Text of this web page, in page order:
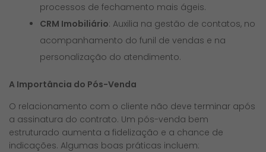
processos de fechamento mais ágeis.
CRM Imobiliário: Auxilia na gestão de contatos, no
acompanhamento do funil de vendas e na
personalização do atendimento.
A Importância do Pós-Venda
O relacionamento com o cliente não deve terminar após
a assinatura do contrato. Um pós-venda bem
estruturado aumenta a fidelização e a chance de
indicações. Algumas boas práticas incluem: